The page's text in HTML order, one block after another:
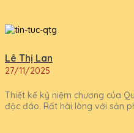
Lê Thị Lan
27/11/2025
Thiết kế kỷ niệm chương của
độc đáo. Rất hài lòng với sản